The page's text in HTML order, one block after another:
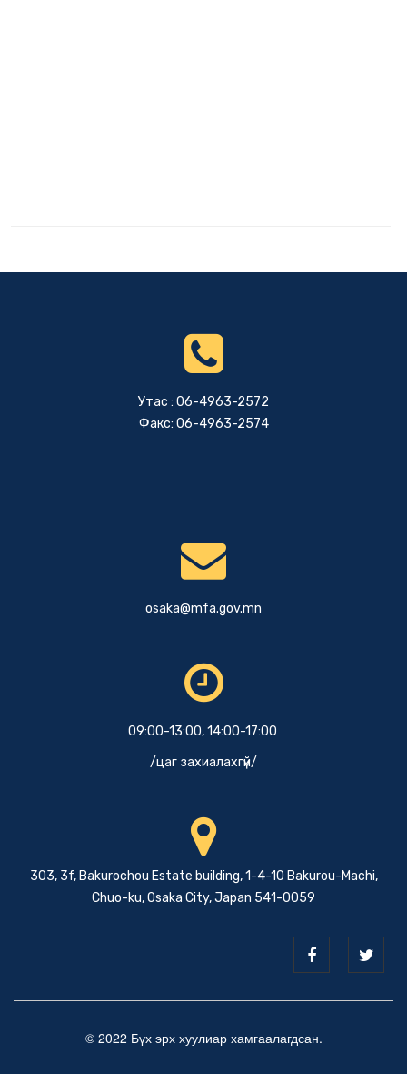
Утас : 06-4963-2572
Факс: 06-4963-2574
osaka@mfa.gov.mn
09:00-13:00, 14:00-17:00
/цаг захиалахгүй/
303, 3f, Bakurochou Estate building, 1-4-10 Bakurou-Machi,
Chuo-ku, Osaka City, Japan 541-0059
© 2022 Бүх эрх хуулиар хамгаалагдсан.